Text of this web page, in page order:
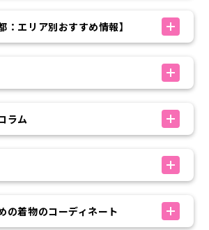
：エリア別おすすめ情報】
ラム
の着物のコーディネート